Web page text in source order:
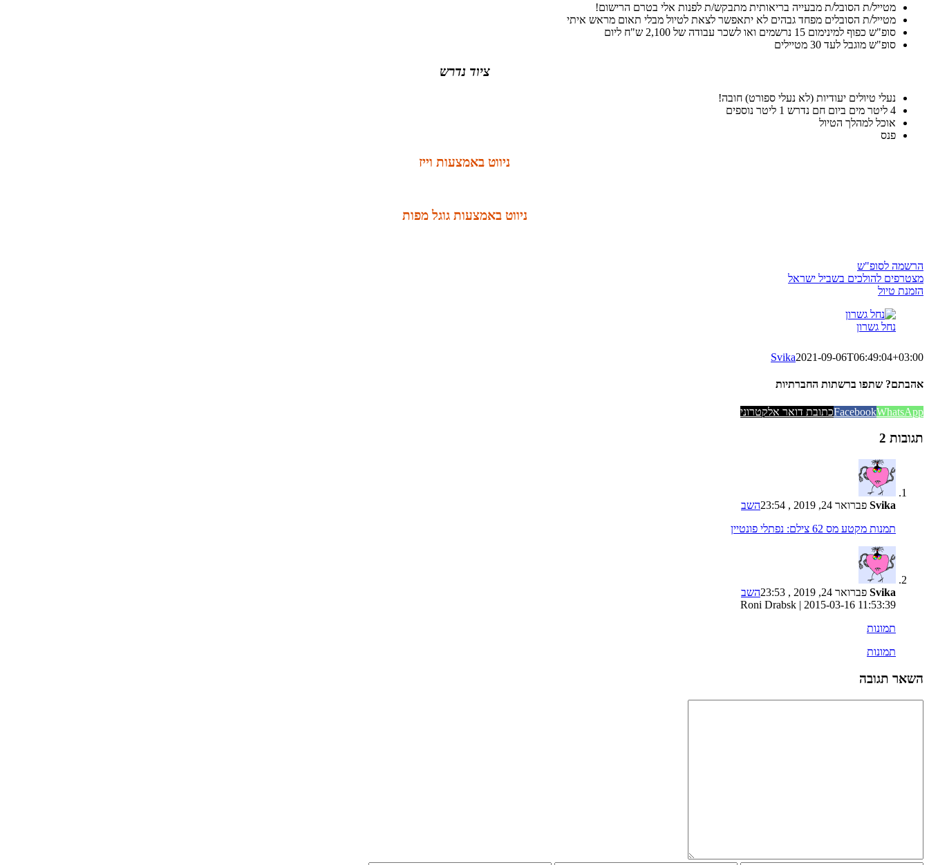
מטייל/ת הסובל/ת מבעייה בריאותית מתבקש/ת לפנות אלי בטרם הרישום!
מטייל/ת הסובלים מפחד גבהים לא יתאפשר לצאת לטיול מבלי תאום מראש איתי
סופ"ש כפוף למינימום 15 נרשמים ואו לשכר עבודה של 2,100 ש"ח ליום
סופ"ש מוגבל לעד 30 מטיילים
ציוד נדרש
נעלי טיולים יעודיות (לא נעלי ספורט) חובה!
4 ליטר מים ביום חם נדרש 1 ליטר נוספים
אוכל למהלך הטיול
פנס
ניווט באמצעות וייז
ניווט באמצעות גוגל מפות
הרשמה לסופ"ש
מצטרפים להולכים בשביל ישראל
הזמנת טיול
נחל גשרון
Svika2021-09-06T06:49:04+03:00
אהבתם? שתפו ברשתות החברתיות
FacebookWhatsApp כתובת דואר אלקטרוני
תגובות 2
Svika פברואר 24, 2019 , 23:54
השב
תמנות מקטע מס 62 צילם: נפתלי פונטיין
Svika פברואר 24, 2019 , 23:53
השב
Roni Drabsk | 2015-03-16 11:53:39
תמונות
תמונות
השאר תגובה